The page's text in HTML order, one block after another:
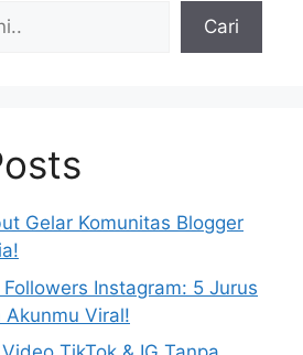
Cari
Gelar Komunitas Blogger
Instagram: 5 Jurus
Akunmu Viral!